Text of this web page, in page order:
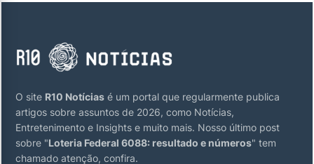
O site R10 Notícias é um portal que regularmente publica
artigos sobre assuntos de 2026, como Notícias,
Entretenimento e Insights e muito mais. Nosso último post
sobre "Loteria Federal 6088: resultado e números" tem
chamado atenção, confira.